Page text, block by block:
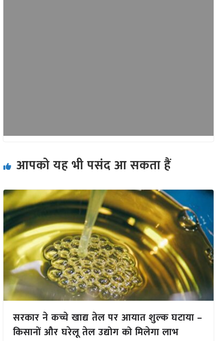
आपको यह भी पसंद आ सकता हैं
सरकार ने कच्चे खाद्य तेल पर आयात शुल्क घटाया –
किसानों और घरेलू तेल उद्योग को मिलेगा लाभ